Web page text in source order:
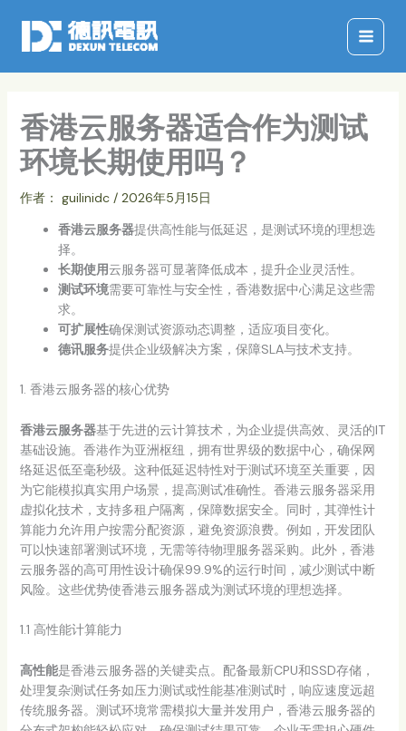
容
香港云服务器适合作为测试
环境长期使用吗？
作者： guilinidc / 2026年5月15日
香港云服务器提供高性能与低延迟，是测试环境的理想选
择。
长期使用云服务器可显著降低成本，提升企业灵活性。
测试环境需要可靠性与安全性，香港数据中心满足这些需
求。
可扩展性确保测试资源动态调整，适应项目变化。
德讯服务提供企业级解决方案，保障SLA与技术支持。
1. 香港云服务器的核心优势
香港云服务器基于先进的云计算技术，为企业提供高效、灵活的IT
基础设施。香港作为亚洲枢纽，拥有世界级的数据中心，确保网
络延迟低至毫秒级。这种低延迟特性对于测试环境至关重要，因
为它能模拟真实用户场景，提高测试准确性。香港云服务器采用
虚拟化技术，支持多租户隔离，保障数据安全。同时，其弹性计
算能力允许用户按需分配资源，避免资源浪费。例如，开发团队
可以快速部署测试环境，无需等待物理服务器采购。此外，香港
云服务器的高可用性设计确保99.9%的运行时间，减少测试中断
风险。这些优势使香港云服务器成为测试环境的理想选择。
1.1 高性能计算能力
高性能是香港云服务器的关键卖点。配备最新CPU和SSD存储，
处理复杂测试任务如压力测试或性能基准测试时，响应速度远超
传统服务器。测试环境常需模拟大量并发用户，香港云服务器的